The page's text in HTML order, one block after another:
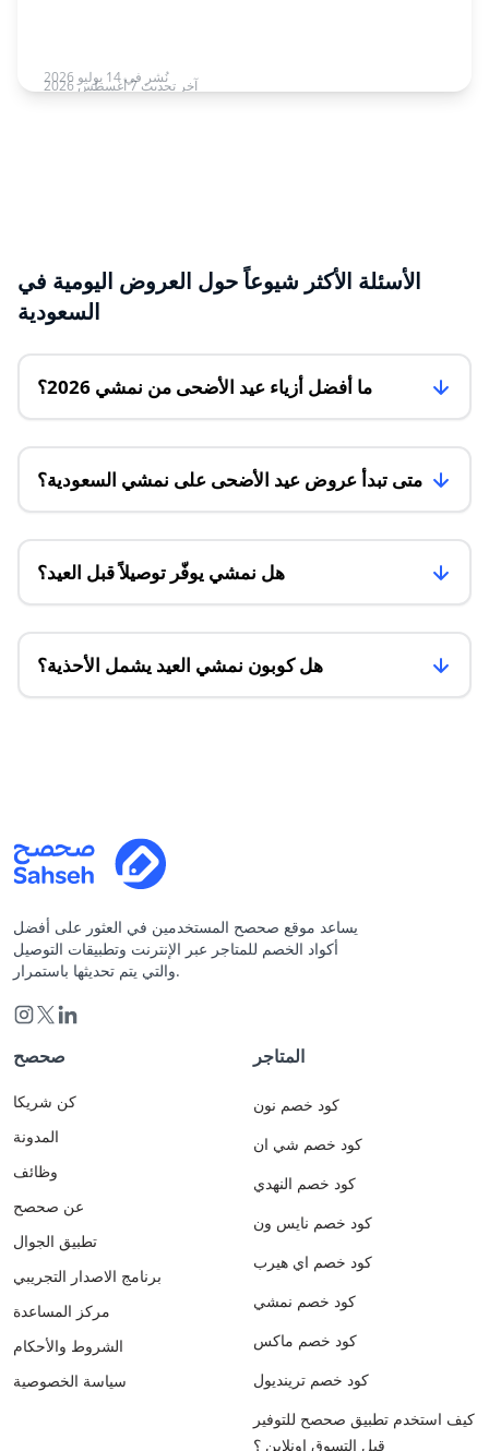
نُشر في 14 يوليو 2026
آخر تحديث 7 أغسطس 2026
الأسئلة الأكثر شيوعاً حول العروض اليومية في
السعودية
ما أفضل أزياء عيد الأضحى من نمشي 2026؟
متى تبدأ عروض عيد الأضحى على نمشي السعودية؟
هل نمشي يوفّر توصيلاً قبل العيد؟
هل كوبون نمشي العيد يشمل الأحذية؟
يساعد موقع صحصح المستخدمين في العثور على أفضل
أكواد الخصم للمتاجر عبر الإنترنت وتطبيقات التوصيل
والتي يتم تحديثها باستمرار.
صحصح
كن شريكا
المدونة
وظائف
عن صحصح
تطبيق الجوال
برنامج الاصدار التجريبي
مركز المساعدة
الشروط والأحكام
سياسة الخصوصية
المتاجر
كود خصم نون
كود خصم شي ان
كود خصم النهدي
كود خصم نايس ون
كود خصم اي هيرب
كود خصم نمشي
كود خصم ماكس
كود خصم ترينديول
كيف استخدم تطبيق صحصح للتوفير
قبل التسوق اونلاين ؟